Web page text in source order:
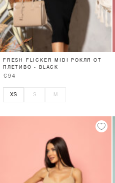
FRESH FLICKER MIDI РОКЛЯ ОТ
ПЛЕТИВО - BLACK
€94
XS S M